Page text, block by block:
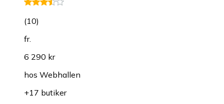
(10)
fr.
6 290 kr
hos Webhallen
+17 butiker